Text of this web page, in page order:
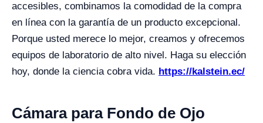
accesibles, combinamos la comodidad de la compra
en línea con la garantía de un producto excepcional.
Porque usted merece lo mejor, creamos y ofrecemos
equipos de laboratorio de alto nivel. Haga su elección
hoy, donde la ciencia cobra vida. https://kalstein.ec/
Cámara para Fondo de Ojo